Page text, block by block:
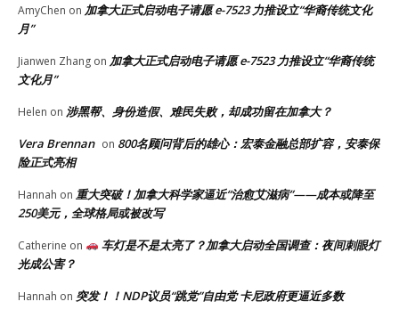
AmyChen on 加拿大正式启动电子请愿 e-7523 力推设立“华裔传统文化
月”
Jianwen Zhang on 加拿大正式启动电子请愿 e-7523 力推设立“华裔传统
文化月”
Helen on 涉黑帮、身份造假、难民失败，却成功留在加拿大？
Vera Brennan on 800名顾问背后的雄心：宏泰金融总部扩容，安泰保
险正式亮相
Hannah on 重大突破！加拿大科学家逼近“治愈艾滋病”——成本或降至
250美元，全球格局或被改写
Catherine on
车灯是不是太亮了？加拿大启动全国调查：夜间刺眼灯
光成公害？
Hannah on 突发！！NDP议员“跳党”自由党 卡尼政府更逼近多数